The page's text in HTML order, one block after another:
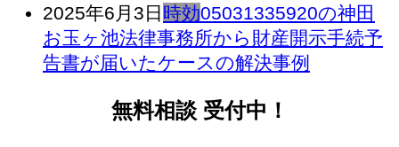
2025年6月3日 時効05031335920の神田
お玉ヶ池法律事務所から財産開示手続予
告書が届いたケースの解決事例
無料相談 受付中！